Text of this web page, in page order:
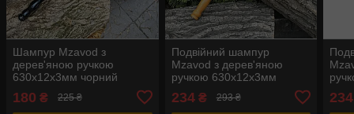
Шампур Mzavod з
дерев'яною ручкою
630х12х3мм чорний
180 ₴ 225 ₴
Подвійний шампур
Mzavod з дерев'яною
ручкою 630х12х3мм
234₴ 293 ₴ 234